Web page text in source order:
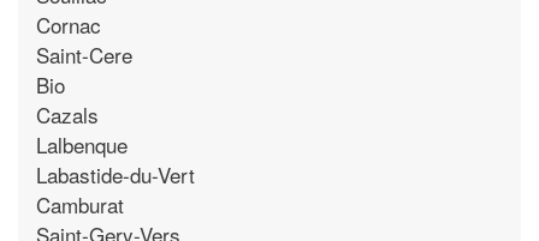
Cornac
Saint-Cere
Bio
Cazals
Lalbenque
Labastide-du-Vert
Camburat
Saint-Gery-Vers